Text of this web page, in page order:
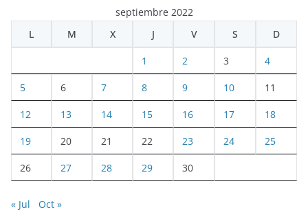
septiembre 2022
L
M X J V S D
1 2 3 4
5 6 7 8 9 10 11
12 13 14 15 16 17 18
19 20 21 22 23 24 25
26 27 28 29 30
« Jul Oct »